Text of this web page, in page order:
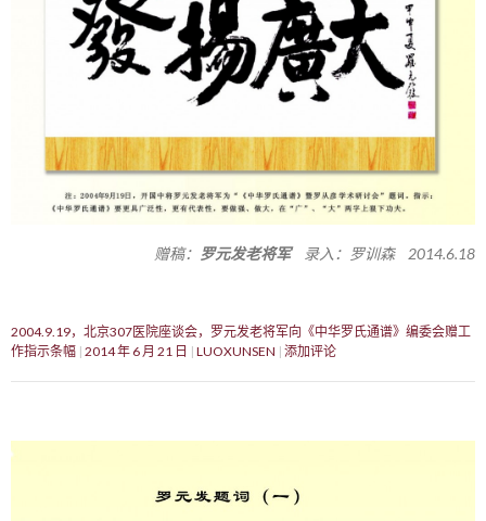
赠稿： 罗元发老将军录入：罗训森 2014.6.18
2004.9.19，北京307医院座谈会，罗元发老将军向《中华罗氏通谱》编委会赠工
作指示条幅 2014 年 6 月 21 日 LUOXUNSEN 添加评论